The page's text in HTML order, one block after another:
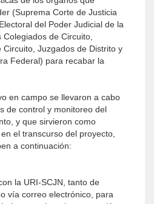
(Suprema Corte de Justicia
del Poder Judicial de la
de Circuito,
Circuito, Juzgados de Distrito y
Federal) para recabar la
en campo se llevaron a cabo
de control y monitoreo del
y que sirvieron como
el transcurso del proyecto,
a continuación:
la URI-SCJN, tanto de
vía correo electrónico, para